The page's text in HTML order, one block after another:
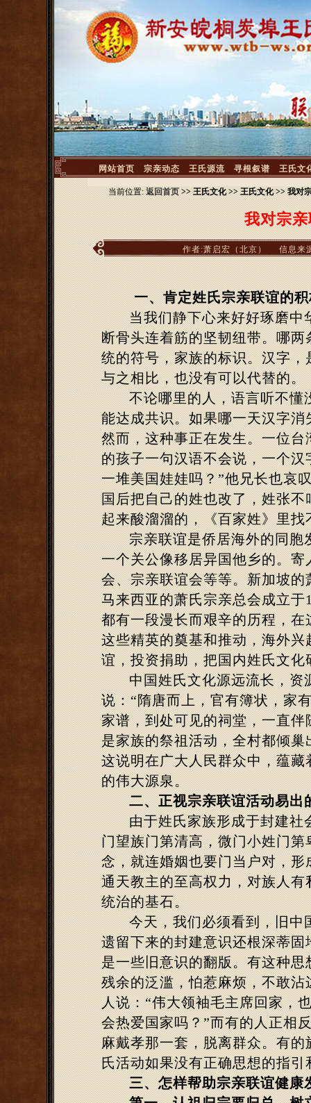
网站首页 宗亲动态 王氏源流 寻根叙谱 王氏文
当前位置: 返回首页>> 王氏文化 >> 王氏文化 >> 我对
我对宗
作者:萧启宏（北京） 信息来
一、肯定姓氏宗亲联谊的
当我们静下心来好好琢磨中
断骨头连着筋的坚韧纽带。哪
统的符号，家族的标识。汉字
与之相比，也没有可以代替的。
不论哪里的人，语言听不懂
能达成共识。如果哪一天汉字
然而，这种事正在发生。一位
的孩子一句汉语不会说，一个
一堆美国娃娃吗？”他兄长也哀
国后把自己的姓也改了，姓张
起来酸溜溜的，《百家姓》里
宗亲联谊是侨居海外的同胞
一个关公像移居异国他乡的。
会、宗亲联谊会等等。新加坡
马来西亚的萧氏宗亲总会成立于
都有一段漫长而艰辛的历程，
这些精英的奠基和推动，海外
谊，投资捐助，把国内姓氏文化
中国姓氏文化源远流长，资
说：“隋唐而上，官有簿状，家
家谱，到处可见的祠堂，一直
是家族的祭祖活动，全村都倾
这说明在广大人民群众中，蕴
的伟大源泉。
二、正视宗亲联谊活动易出
由于姓氏家族形成于封建社
门望族门第清高，微门小姓门
念，就连婚姻也要门当户对，
通天教主的至高权力，对族人
统治的基石。
今天，我们必须看到，旧中
遗留下来的封建意识还根深蒂
是一些旧意识的翻版。有这种
残余的泛滥，怕惹麻烦，不敢
人说：“伟大领袖毛主席回家，
会热爱国家吗？”而有的人正相
麻戴孝那一套，脱离群众。有
氏活动如果没有正确思想的指
三、怎样帮助宗亲联谊健康